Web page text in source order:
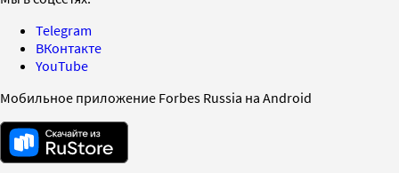
Telegram
ВКонтакте
YouTube
Мобильное приложение Forbes Russia на Android